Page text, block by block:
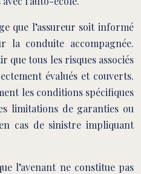
que l’assureur soit informé
la conduite accompagnée.
que tous les risques associés
évalués et couverts.
les conditions spécifiques
limitations de garanties ou
cas de sinistre impliquant
l’avenant ne constitue pas